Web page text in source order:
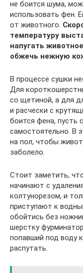
не боится шума,
использовать фен.
от животного.
температуру
напугать
обжечь нежную
В процессе сушки
Для
со щетиной, а для
и расчески с
боится фена, пусть
самостоятельно. В
на пол, чтобы
заболело.
Стоит заметить,
начинают с
колтунорезом, и
приступают к
обойтись без
шерстку
попавший под воду
распутать.